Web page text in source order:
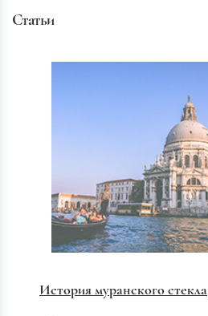
Статьи
История муранского стекла